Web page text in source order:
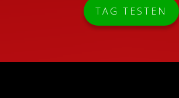
TAG TESTEN